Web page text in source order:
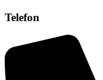
Telefon